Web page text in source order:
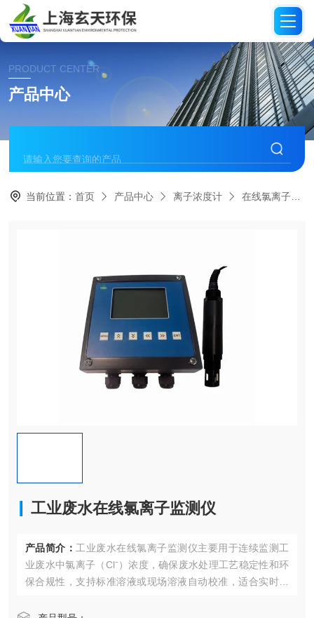
PRODUCT CENTER
产品中心
当前位置：首页 产品中心 离子浓度计 在线氯离子检测仪
工业废水在线氯离子监测仪
产品简介： 工业废水在线氯离子监测仪主要用于连续监测工
业废水中氯离子（Cl⁻）浓度，确保废水处理工艺稳定性和环
保合规性，支持标准溶液或现场溶液自动校准，适合实时连